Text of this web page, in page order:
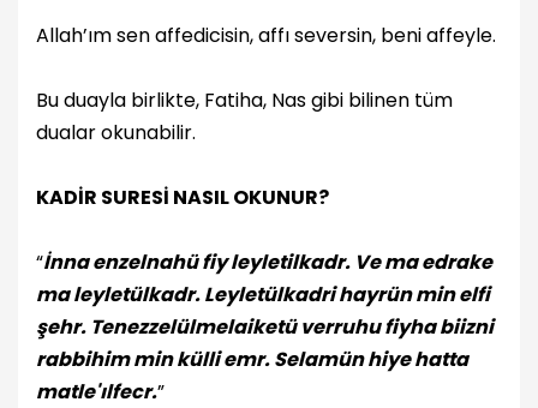
Allah’ım sen affedicisin, affı seversin, beni affeyle.
Bu duayla birlikte, Fatiha, Nas gibi bilinen tüm
dualar okunabilir.
KADİR SURESİ NASIL OKUNUR?
“İnna enzelnahü fiy leyletilkadr. Ve ma edrake
ma leyletülkadr. Leyletülkadri hayrün min elfi
şehr. Tenezzelülmelaiketü verruhu fiyha biizni
rabbihim min külli emr. Selamün hiye hatta
matle'ılfecr.”